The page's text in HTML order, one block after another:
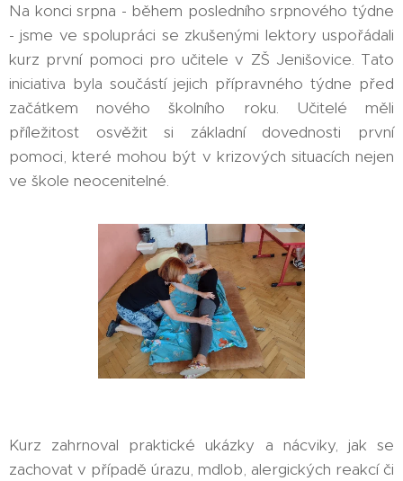
Na konci srpna - během posledního srpnového týdne
- jsme ve spolupráci se zkušenými lektory uspořádali
kurz první pomoci pro učitele v ZŠ Jenišovice. Tato
iniciativa byla součástí jejich přípravného týdne před
začátkem nového školního roku. Učitelé měli
příležitost osvěžit si základní dovednosti první
pomoci, které mohou být v krizových situacích nejen
ve škole neocenitelné.
Kurz zahrnoval praktické ukázky a nácviky, jak se
zachovat v případě úrazu, mdlob, alergických reakcí či